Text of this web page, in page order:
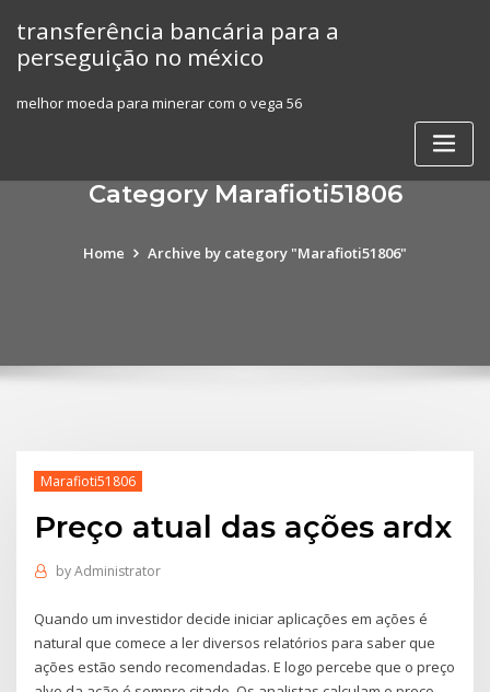
content
transferência bancária para a
perseguição no méxico
melhor moeda para minerar com o vega 56
Category Marafioti51806
Home Archive by category "Marafioti51806"
Marafioti51806
Preço atual das ações ardx
byAdministrator
Quando um investidor decide iniciar aplicações em ações é
natural que comece a ler diversos relatórios para saber que
ações estão sendo recomendadas. E logo percebe que o preço